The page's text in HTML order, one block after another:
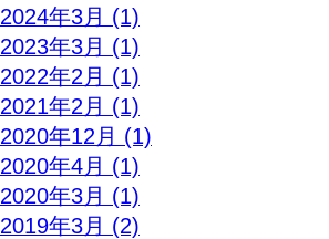
2024年3月 (1)
2023年3月 (1)
2022年2月 (1)
2021年2月 (1)
2020年12月 (1)
2020年4月 (1)
2020年3月 (1)
2019年3月 (2)